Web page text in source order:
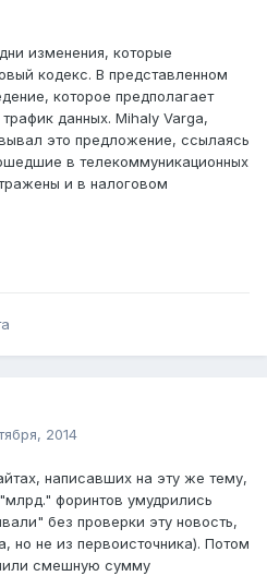
изменения, которые
кодекс. В представленном
которое предполагает
данных. Mihaly Varga,
это предложение, ссылаясь
в телекоммуникационных
и в налоговом
2014
написавших на эту же тему,
форинтов умудрились
без проверки эту новость,
но не из первоисточника). Потом
смешную сумму